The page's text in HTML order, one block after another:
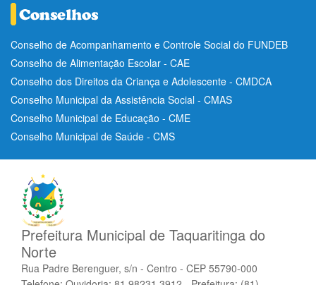
Conselho de Acompanhamento e Controle Social do FUNDEB
Conselho de Alimentação Escolar - CAE
Conselho dos Direitos da Criança e Adolescente - CMDCA
Conselho Municipal da Assistência Social - CMAS
Conselho Municipal de Educação - CME
Conselho Municipal de Saúde - CMS
Prefeitura Municipal de Taquaritinga do
Norte
Rua Padre Berenguer, s/n - Centro - CEP 55790-000